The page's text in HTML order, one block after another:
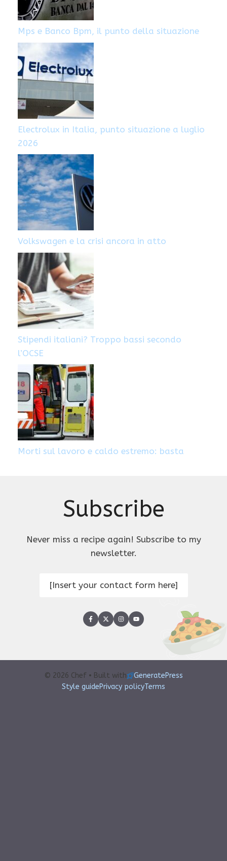
Mps e Banco Bpm, il punto della situazione
Electrolux in Italia, punto situazione a luglio
2026
Volkswagen e la crisi ancora in atto
Stipendi italiani? Troppo bassi secondo
l’OCSE
Morti sul lavoro e caldo estremo: basta
Subscribe
Never miss a recipe again! Subscribe to my
newsletter.
[Insert your contact form here]
© 2026 Chef • Built with
GeneratePress
Style guidePrivacy policyTerms